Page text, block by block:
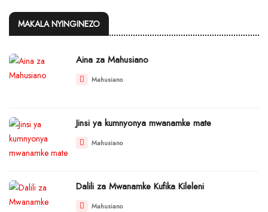
MAKALA NYINGINEZO
Aina za Mahusiano
Mahusiano
Jinsi ya kumnyonya mwanamke mate
Mahusiano
Dalili za Mwanamke Kufika Kileleni
Mahusiano